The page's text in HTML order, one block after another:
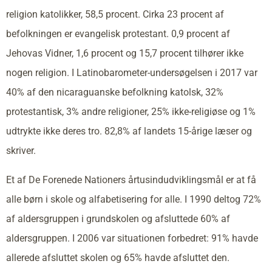
religion katolikker, 58,5 procent. Cirka 23 procent af
befolkningen er evangelisk protestant. 0,9 procent af
Jehovas Vidner, 1,6 procent og 15,7 procent tilhører ikke
nogen religion. I Latinobarometer-undersøgelsen i 2017 var
40% af den nicaraguanske befolkning katolsk, 32%
protestantisk, 3% andre religioner, 25% ikke-religiøse og 1%
udtrykte ikke deres tro. 82,8% af landets 15-årige læser og
skriver.
Et af De Forenede Nationers årtusindudviklingsmål er at få
alle børn i skole og alfabetisering for alle. I 1990 deltog 72%
af aldersgruppen i grundskolen og afsluttede 60% af
aldersgruppen. I 2006 var situationen forbedret: 91% havde
allerede afsluttet skolen og 65% havde afsluttet den.